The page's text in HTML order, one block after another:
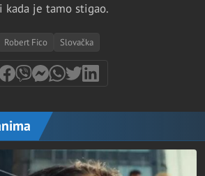
je tamo stigao.
Robert Fico Slovačka